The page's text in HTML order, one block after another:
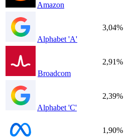
Amazon
Alphabet 'A'
3,04%
Broadcom
2,91%
Alphabet 'C'
2,39%
1,90%